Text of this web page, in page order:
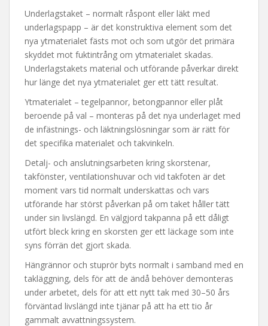
Underlagstaket – normalt råspont eller läkt med
underlagspapp – är det konstruktiva element som det
nya ytmaterialet fästs mot och som utgör det primära
skyddet mot fuktintrång om ytmaterialet skadas.
Underlagstakets material och utförande påverkar direkt
hur länge det nya ytmaterialet ger ett tätt resultat.
Ytmaterialet – tegelpannor, betongpannor eller plåt
beroende på val – monteras på det nya underlaget med
de infästnings- och läktningslösningar som är rätt för
det specifika materialet och takvinkeln.
Detalj- och anslutningsarbeten kring skorstenar,
takfönster, ventilationshuvar och vid takfoten är det
moment vars tid normalt underskattas och vars
utförande har störst påverkan på om taket håller tätt
under sin livslängd. En välgjord takpanna på ett dåligt
utfört bleck kring en skorsten ger ett läckage som inte
syns förrän det gjort skada.
Hängrännor och stuprör byts normalt i samband med en
takläggning, dels för att de ändå behöver demonteras
under arbetet, dels för att ett nytt tak med 30–50 års
förväntad livslängd inte tjänar på att ha ett tio år
gammalt avvattningssystem.